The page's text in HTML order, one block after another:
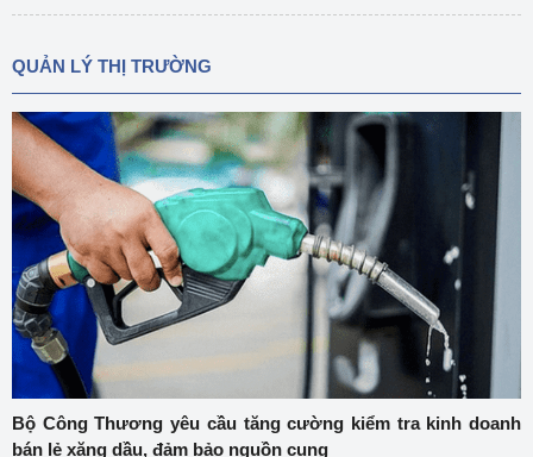
QUẢN LÝ THỊ TRƯỜNG
Bộ Công Thương yêu cầu tăng cường kiểm tra kinh doanh
bán lẻ xăng dầu, đảm bảo nguồn cung